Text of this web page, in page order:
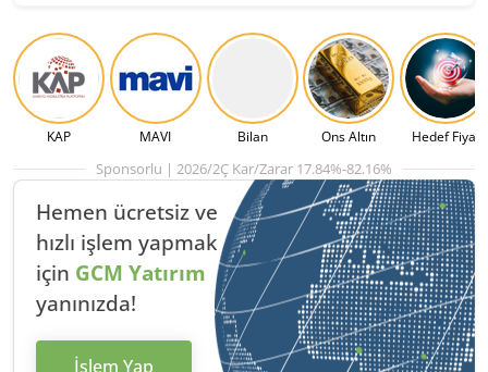
KAP MAVI Bilan Ons Altın Hedef Fiyat
Sponsorlu | 2026/2Ç Kar/Zarar 17.84%-82.16%
Hemen ücretsiz ve
hızlı işlem yapmak
için GCM Yatırım
yanınızda!
İşlem Yap